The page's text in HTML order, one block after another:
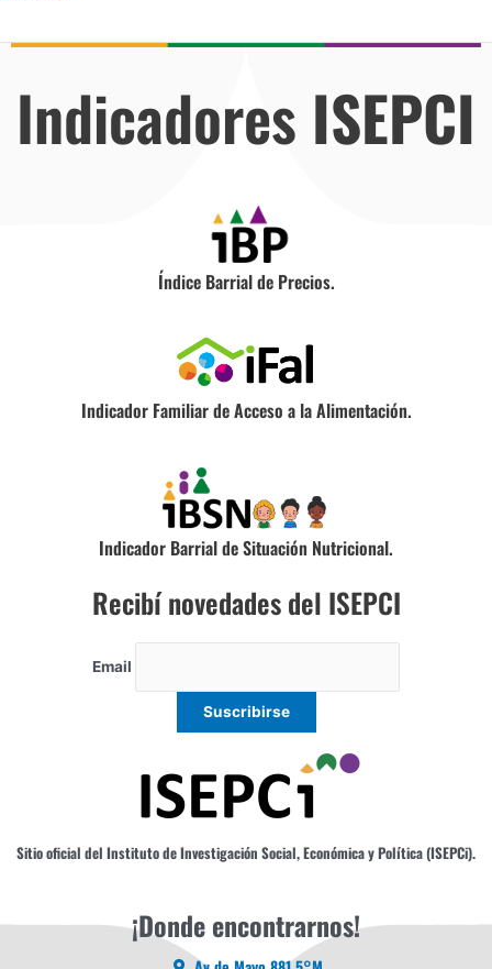
Indicadores ISEPCI
Índice Barrial de Precios.
Indicador Familiar de Acceso a la Alimentación.
Indicador Barrial de Situación Nutricional.
Recibí novedades del ISEPCI
Email
Sitio oficial del Instituto de Investigación Social, Económica y Política (ISEPCi).
¡Donde encontrarnos!